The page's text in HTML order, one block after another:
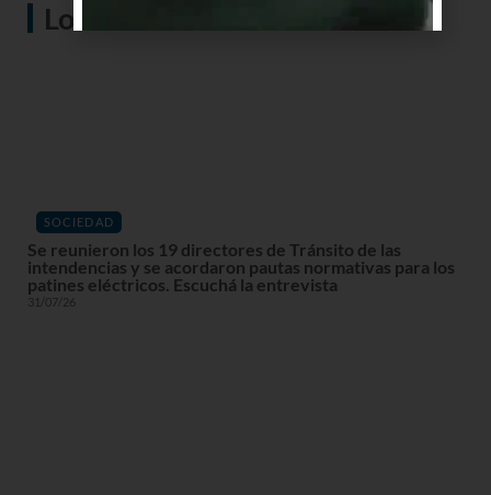
Lo más visto
SOCIEDAD
Se reunieron los 19 directores de Tránsito de las
intendencias y se acordaron pautas normativas para los
patines eléctricos. Escuchá la entrevista
31/07/26